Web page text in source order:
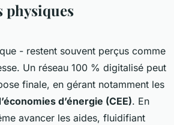
physiques
- restent souvent perçus comme
Un réseau 100 % digitalisé peut
finale, en gérant notamment les
d’énergie (CEE). En
avancer les aides, fluidifiant